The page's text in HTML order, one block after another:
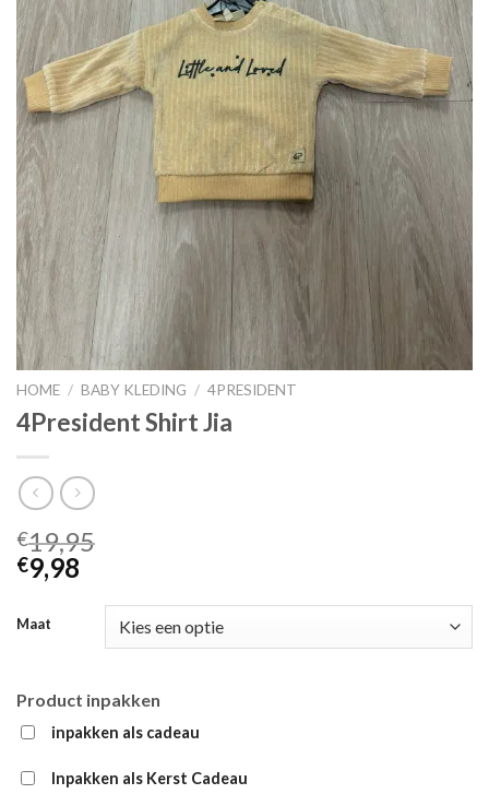
HOME / BABY KLEDING / 4PRESIDENT
4President Shirt Jia
€19,95
€9,98
Maat
Product inpakken
inpakken als cadeau
Inpakken als Kerst Cadeau